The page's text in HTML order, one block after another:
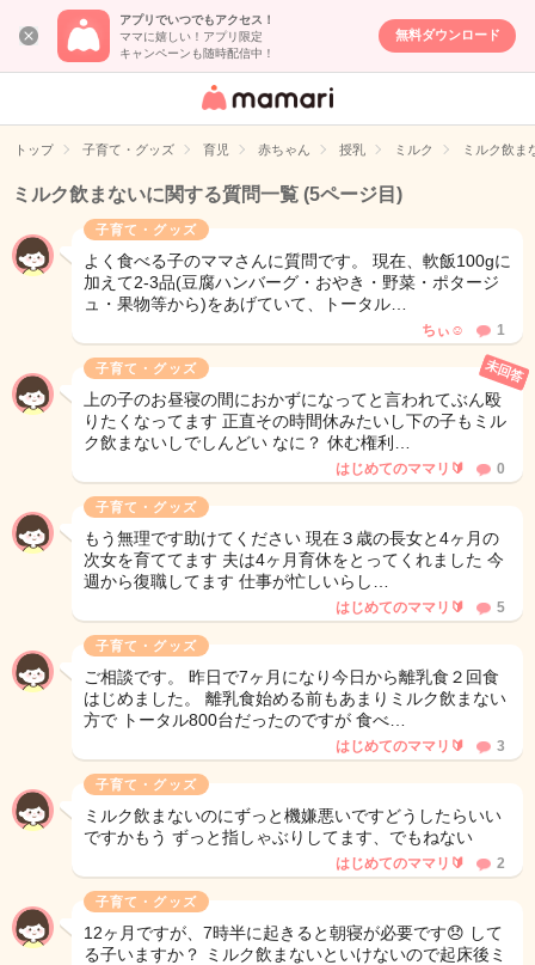
アプリでいつでもアクセス！
ママに嬉しい！アプリ限定
キャンペーンも随時配信中！
無料ダウンロード
女性専用匿名QA
イト
トップ 子育て・グッズ 育児 赤ちゃん 授乳 ミルク ミルク飲ま
ミルク飲まないに関する質問一覧 (5ページ目)
子育て・グッズ
よく食べる子のママさんに質問です。 現在、軟飯100gに
加えて2-3品(豆腐ハンバーグ・おやき・野菜・ポタージ
ュ・果物等から)をあげていて、トータル…
ちぃ‪☺︎‬ 1
子育て・グッズ
上の子のお昼寝の間におかずになってと言われてぶん殴
りたくなってます 正直その時間休みたいし下の子もミル
ク飲まないしでしんどい なに？ 休む権利…
未回答
はじめてのママリ🔰 0
子育て・グッズ
もう無理です助けてください 現在３歳の長女と4ヶ月の
次女を育ててます 夫は4ヶ月育休をとってくれました 今
週から復職してます 仕事が忙しいらし…
はじめてのママリ🔰 5
子育て・グッズ
ご相談です。 昨日で7ヶ月になり今日から離乳食２回食
はじめました。 離乳食始める前もあまりミルク飲まない
方で トータル800台だったのですが 食べ…
はじめてのママリ🔰 3
子育て・グッズ
ミルク飲まないのにずっと機嫌悪いですどうしたらいい
ですかもう ずっと指しゃぶりしてます、でもねない
はじめてのママリ🔰 2
子育て・グッズ
12ヶ月ですが、7時半に起きると朝寝が必要です😞 して
る子いますか？ ミルク飲まないといけないので起床後ミ